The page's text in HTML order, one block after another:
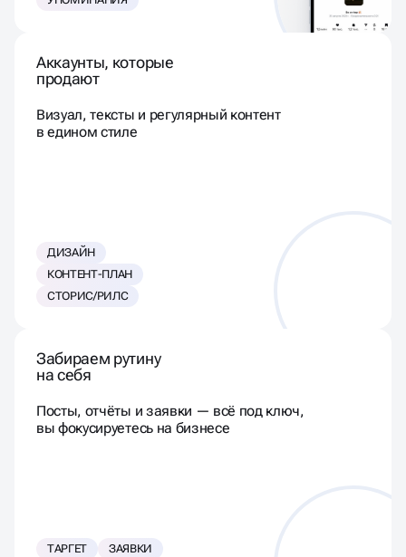
Аккаунты, которые
продают
Визуал, тексты и регулярный контент
в едином стиле
ДИЗАЙН
КОНТЕНТ-ПЛАН
СТОРИС/РИЛС
Забираем рутину
на себя
Посты, отчёты и заявки — всё под ключ,
вы фокусируетесь на бизнесе
ТАРГЕТ
ЗАЯВКИ